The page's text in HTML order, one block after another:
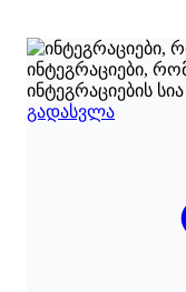
ინტეგრაციები,
ინტეგრაციების სია
გადასვლა